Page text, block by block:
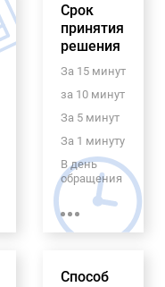
Срок
принятия
решения
За 15 минут
за 10 минут
За 5 минут
За 1 минуту
В день
обращения
Экспресс
займ
Способ